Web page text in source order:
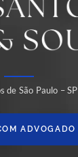
de São Paulo – SP
ADVOGADO